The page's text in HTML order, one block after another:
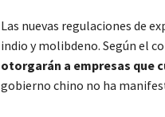
Las nuevas regulaciones de
indio y molibdeno. Según el
otorgarán a empresas que
gobierno chino no ha